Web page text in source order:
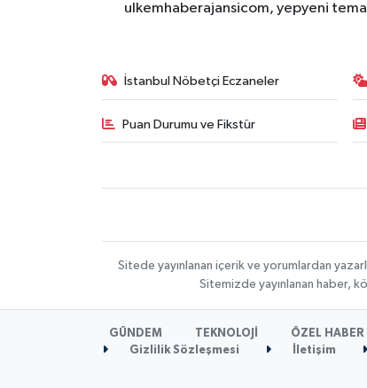
ulkemhaberajansicom, yepyeni
İstanbul Nöbetçi Eczaneler
Puan Durumu ve Fikstür
Sitede yayınlanan içerik ve yorumlardan
Sitemizde yayınlanan haber,
GÜNDEM TEKNOLOJİ ÖZEL HABER
Gizlilik Sözleşmesi
İletişim